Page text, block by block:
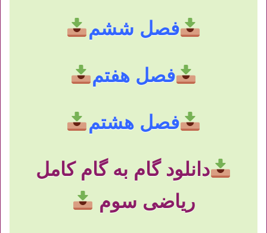
فصل ششم
فصل هفتم
فصل هشتم
دانلود گام به گام کامل
ریاضی سوم